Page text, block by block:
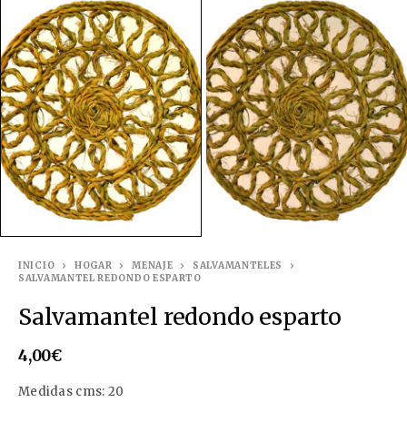
INICIO HOGAR MENAJE
SALVAMANTELES
SALVAMANTEL REDONDO ESPARTO
Salvamantel redondo esparto
4,00€
Medidas cms: 20